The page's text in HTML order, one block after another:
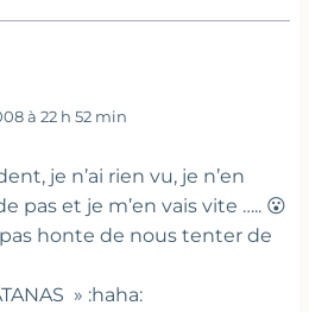
à 22 h 52 min
je n’ai rien vu, je n’en
pas et je m’en vais vite ….. 😮
honte de nous tenter de
» :haha: